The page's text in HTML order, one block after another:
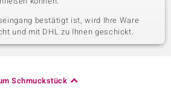
bestätigt ist, wird Ihre Ware
und mit DHL zu Ihnen geschickt.
Schmuckstück